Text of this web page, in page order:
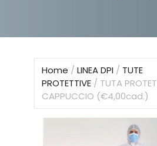
Home / LINEA DPI/ TUTE
PROTETTIVE/ TUTA
CAPPUCCIO (€4,00cad.)